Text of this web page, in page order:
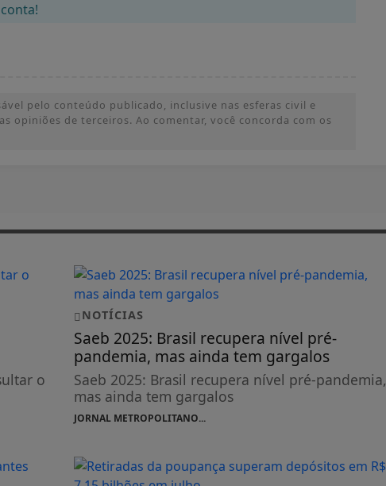
pelo conteúdo publicado, inclusive nas esferas civil e
opiniões de terceiros. Ao comentar, você concorda com os
o
NOTÍCIAS
Saeb 2025: Brasil recupera nível pré-
pandemia, mas ainda tem gargalos
Saeb 2025: Brasil recupera nível pré-pandemia,
mas ainda tem gargalos
JORNAL METROPOLITANO...